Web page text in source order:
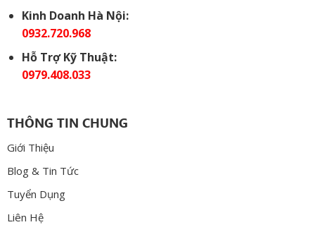
Kinh Doanh Hà Nội:
0932.720.968
Hỗ Trợ Kỹ Thuật:
0979.408.033
THÔNG TIN CHUNG
Giới Thiệu
Blog & Tin Tức
Tuyển Dụng
Liên Hệ